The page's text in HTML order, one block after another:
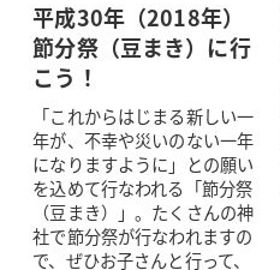
平成30年（2018年）
節分祭（豆まき）に行
こう！
「これからはじまる新しい一
年が、不幸や災いのない一年
になりますように」との願い
を込めて行なわれる「節分祭
（豆まき）」。たくさんの神
社で節分祭が行なわれますの
で、ぜひお子さんと行って、